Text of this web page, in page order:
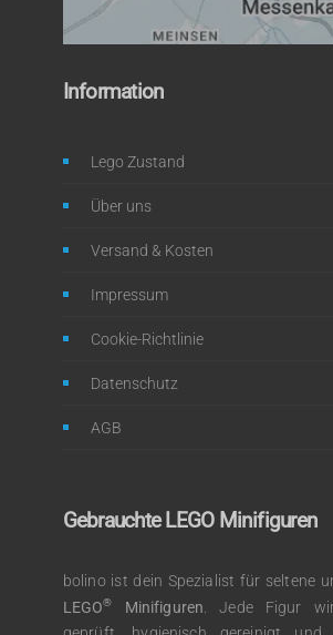
Information
Lego Zustand
Über uns
Versand & Kosten
Impressum
Cookie-Richtlinie
Datenschutz
AGB
Gebrauchte LEGO Minifiguren
bolino ist dein Spezialist für seltene
LEGO® Minifiguren. Jede Figur